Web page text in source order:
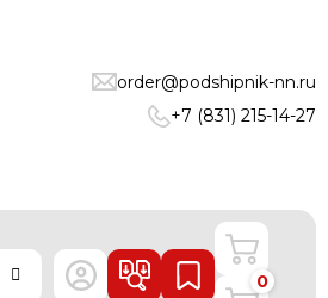
order@podshipnik-nn.ru
+7 (831) 215-14-27
0